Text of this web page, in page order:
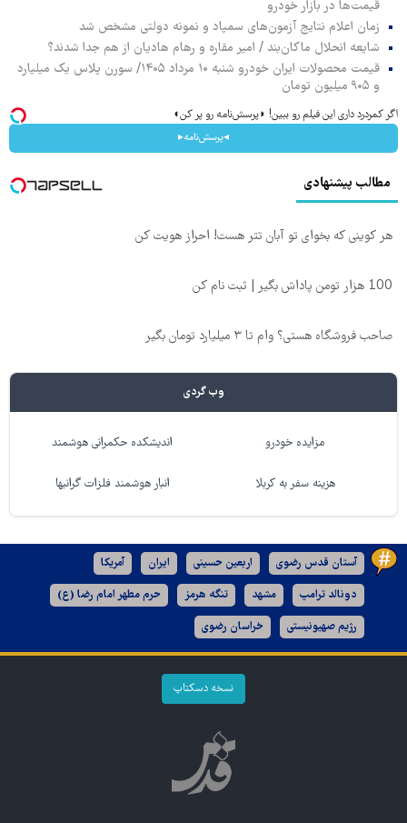
قیمت‌ها در بازار خودرو
زمان اعلام نتایج آزمون‌های سمپاد و نمونه دولتی مشخص شد
شایعه انحلال ماکان‌بند / امیر مقاره و رهام هادیان از هم جدا شدند؟
قیمت محصولات ایران خودرو شنبه ۱۰ مرداد ۱۴۰۵/ سورن پلاس یک میلیارد
و ۹۰۵ میلیون تومان
اگر کمردرد داری این فیلم رو ببین! ◗پرسش‌نامه رو پر کن◖
◂پرسش‌نامه▸
مطالب پیشنهادی
هر کوینی که بخوای تو آبان تتر هست! احراز هویت کن
100 هزار تومن پاداش بگیر | ثبت نام کن
صاحب فروشگاه هستی؟ وام تا ۳ میلیارد تومان بگیر
وب گردی
مزایده خودرو اندیشکده حکمرانی هوشمند
هزینه سفر به کربلا انبار هوشمند فلزات گرانبها
آستان قدس رضوی اربعین حسینی ایران آمریکا
دونالد ترامپ مشهد تنگه هرمز حرم مطهر امام رضا (ع)
رژیم صهیونیستی خراسان رضوی
نسخه دسکتاپ